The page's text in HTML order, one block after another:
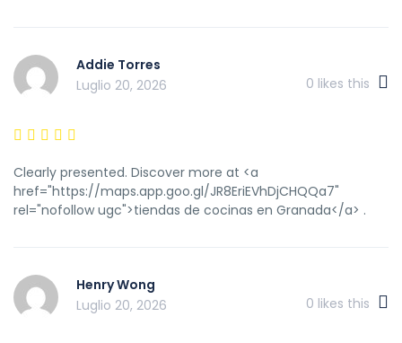
Addie Torres
Luglio 20, 2026
0 likes this
Clearly presented. Discover more at <a
href="https://maps.app.goo.gl/JR8EriEVhDjCHQQa7"
rel="nofollow ugc">tiendas de cocinas en Granada</a> .
Henry Wong
Luglio 20, 2026
0 likes this